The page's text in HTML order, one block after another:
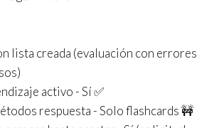
lista creada (evaluación con errores
activo - Sí ✅
respuesta - Solo flashcards 🚧